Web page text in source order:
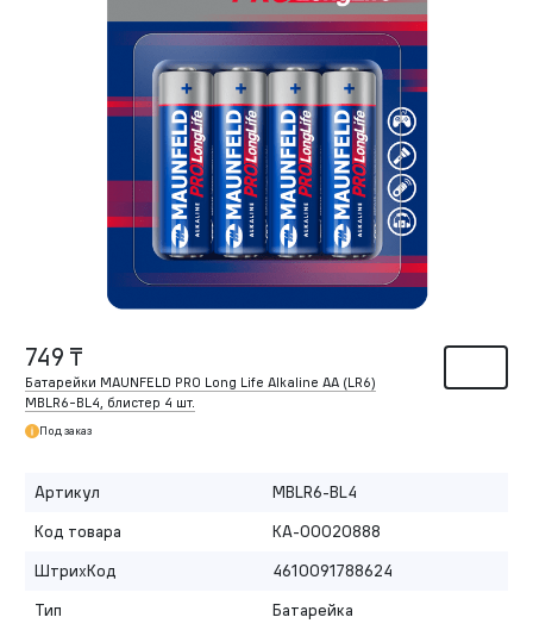
749 ₸
Батарейки MAUNFELD PRO Long Life Alkaline AA (LR6)
MBLR6-BL4, блистер 4 шт.
Под заказ
Артикул
MBLR6-BL4
Код товара
КА-00020888
ШтрихКод
4610091788624
Тип
Батарейка